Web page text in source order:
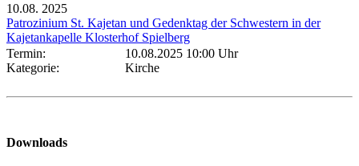
10.08. 2025
Patrozinium St. Kajetan und Gedenktag der Schwestern in der
Kajetankapelle Klosterhof Spielberg
Termin:
10.08.2025 10:00 Uhr
Kategorie:
Kirche
Downloads